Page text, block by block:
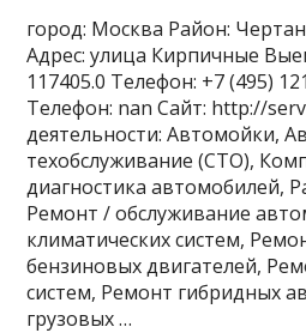
город: Москва Район:
Адрес: улица Кирпичные
117405.0 Телефон: +7 (495)
Телефон: nan Сайт: http://
деятельности: Автомойки,
техобслуживание (СТО),
диагностика автомобилей,
Ремонт / обслуживание
климатических систем,
бензиновых двигателей,
систем, Ремонт гибридных
грузовых …